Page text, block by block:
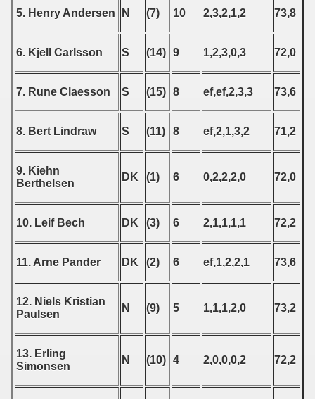
5. Henry Andersen N (7) 10 2,3,2,1,2 73,8
6. Kjell Carlsson S (14) 9 1,2,3,0,3 72,0
7. Rune Claesson S (15) 8 ef,ef,2,3,3 73,6
8. Bert Lindraw S (11) 8 ef,2,1,3,2 71,2
9. Kiehn
Berthelsen
DK (1) 6 0,2,2,2,0 72,0
10. Leif Bech DK (3) 6 2,1,1,1,1 72,2
11. Arne Pander DK (2) 6 ef,1,2,2,1 73,6
12. Niels Kristian
Paulsen
N (9) 5 1,1,1,2,0 73,2
13. Erling
Simonsen
N (10) 4 2,0,0,0,2 72,2
- 1991
- 1993
- 1995
- 1996
- 1998
- 2000
- 2001